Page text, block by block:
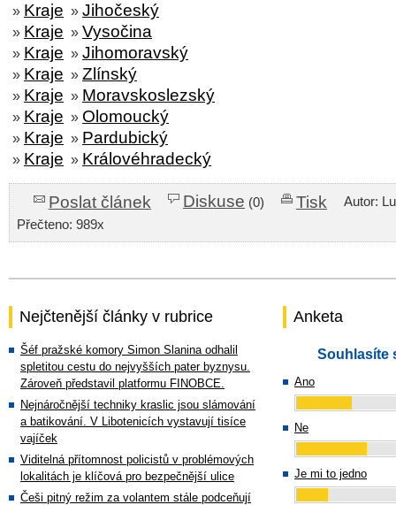
» Kraje » Jihočeský
» Kraje » Vysočina
» Kraje » Jihomoravský
» Kraje » Zlínský
» Kraje » Moravskoslezský
» Kraje » Olomoucký
» Kraje » Pardubický
» Kraje » Královéhradecký
Poslat článek Diskuse (0) Tisk
Autor:
Přečteno: 989x
Nejčtenější články v rubrice
Šéf pražské komory Simon Slanina odhalil
spletitou cestu do nejvyšších pater byznysu.
Zároveň představil platformu FINOBCE.
Nejnáročnější techniky kraslic jsou slámování
a batikování. V Libotenicích vystavují tisíce
vajíček
Viditelná přítomnost policistů v problémových
lokalitách je klíčová pro bezpečnější ulice
Češi pitný režim za volantem stále podceňují
Anketa
Souhlasíte
Ano
Ne
Je mi to jedno